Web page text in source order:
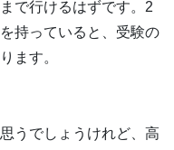
で行けるはずです。2
持っていると、受験の
ます。
うでしょうけれど、高